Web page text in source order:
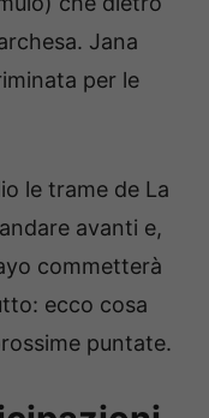
Jana
per le
le trame de La
avanti e,
commetterà
ecco cosa
puntate.